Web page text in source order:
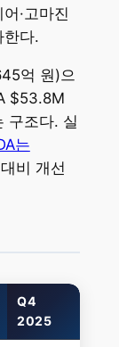
·고마진
한다.
억 원)으
$53.8M
구조다. 실
는
비 개선
Q4
2025